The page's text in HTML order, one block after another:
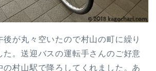
後が丸々空いたので村山の町に繰り
た。送迎バスの運転手さんのご好意
の村山駅で降ろしてくれました。あ